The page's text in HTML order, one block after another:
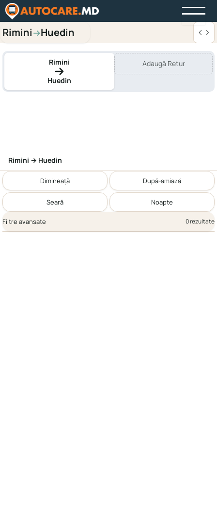
Rimini→Huedin
Rimini
Huedin
Adaugă Retur
Rimini → Huedin
Dimineață După-amiază
Seară Noapte
Filtre avansate 0 rezultate